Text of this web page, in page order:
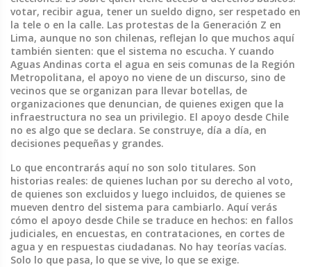
votar, recibir agua, tener un sueldo digno, ser respetado en
la tele o en la calle. Las protestas de la Generación Z en
Lima, aunque no son chilenas, reflejan lo que muchos aquí
también sienten: que el sistema no escucha. Y cuando
Aguas Andinas corta el agua en seis comunas de la Región
Metropolitana, el apoyo no viene de un discurso, sino de
vecinos que se organizan para llevar botellas, de
organizaciones que denuncian, de quienes exigen que la
infraestructura no sea un privilegio. El apoyo desde Chile
no es algo que se declara. Se construye, día a día, en
decisiones pequeñas y grandes.
Lo que encontrarás aquí no son solo titulares. Son
historias reales: de quienes luchan por su derecho al voto,
de quienes son excluidos y luego incluidos, de quienes se
mueven dentro del sistema para cambiarlo. Aquí verás
cómo el apoyo desde Chile se traduce en hechos: en fallos
judiciales, en encuestas, en contrataciones, en cortes de
agua y en respuestas ciudadanas. No hay teorías vacías.
Solo lo que pasa, lo que se vive, lo que se exige.